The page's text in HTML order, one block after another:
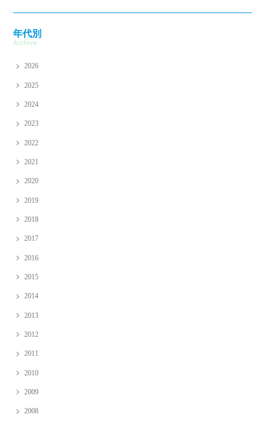
年代別
Archive
2026
2025
2024
2023
2022
2021
2020
2019
2018
2017
2016
2015
2014
2013
2012
2011
2010
2009
2008